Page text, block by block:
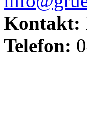
Kontakt:
Telefon: